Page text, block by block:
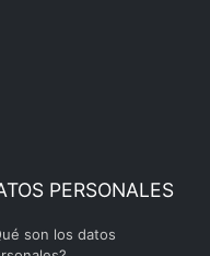
PERSONALES
son los datos